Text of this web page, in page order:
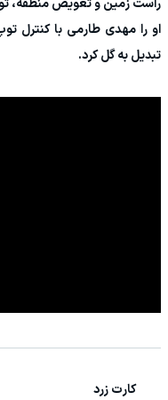
راست زمین و تعویض منطقه،
او را مهدی طارمی با کنترل
تبدیل به گل کرد.
کارت زرد